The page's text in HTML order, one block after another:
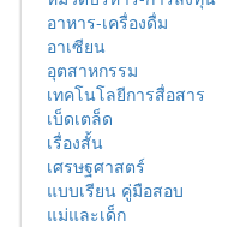
อาหาร-เครื่องดื่ม
อาเซียน
อุตสาหกรรม
เทคโนโลยีการสื่อสาร
เบ็ดเตล็ด
เรื่องสั้น
เศรษฐศาสตร์
แบบเรียน คู่มือสอบ
แม่และเด็ก